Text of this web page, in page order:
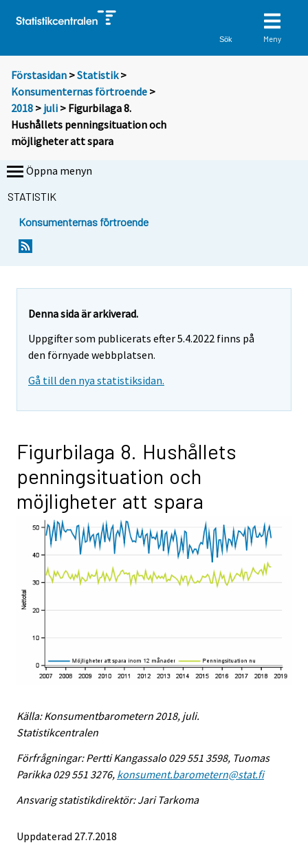
Sök Meny
Förstasidan >Statistik >
Konsumenternas förtroende >
2018 > juli > Figurbilaga 8.
Hushållets penningsituation och
möjligheter att spara
Öppna menyn
STATISTIK
Konsumenternas förtroende
Denna sida är arkiverad.
Uppgifter som publicerats efter 5.4.2022 finns på
den förnyade webbplatsen.
Gå till den nya statistiksidan.
Figurbilaga 8. Hushållets
penningsituation och
möjligheter att spara
Källa: Konsumentbarometern 2018, juli.
Statistikcentralen
Förfrågningar: Pertti Kangassalo 029 551 3598, Tuomas
Parikka 029 551 3276, konsument.barometern@stat.fi
Ansvarig statistikdirektör: Jari Tarkoma
Uppdaterad 27.7.2018